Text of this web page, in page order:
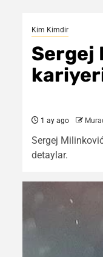
Kim Kimdir
Sergej
1 ay ago
Sergej
detaylar.